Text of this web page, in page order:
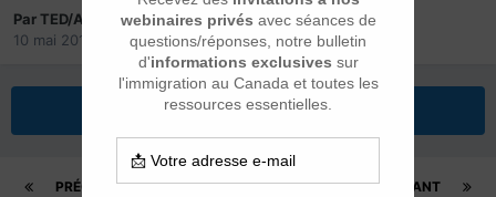
ParTED/A
10 mai 2016
dansSalle d'attente - échanges de dates
Répondre à ce sujet
PRÉCÉDENT SUIVANT
Page 159 sur 896